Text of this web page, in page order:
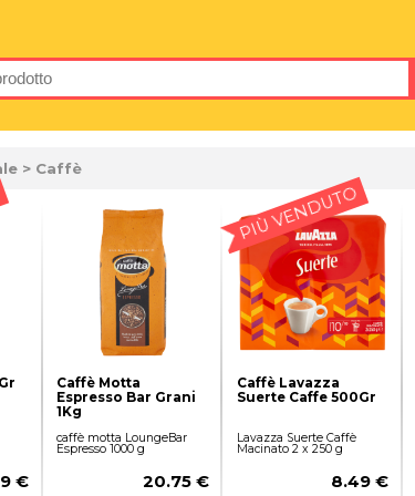
> Caffè
€
Caffè Motta
Espresso Bar Grani
1Kg
caffè motta LoungeBar
Espresso 1000 g
20.75 €
PIÙ VENDUTO
Caffè Lavazza
Suerte Caffe 500Gr
Lavazza Suerte Caffè
Macinato 2 x 250 g
8.49 €